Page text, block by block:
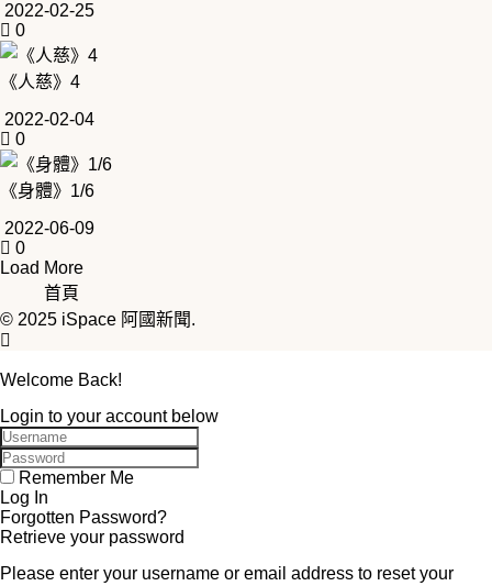
2022-02-25
0
《人慈》4
2022-02-04
0
《身體》1/6
2022-06-09
0
Load More
首頁
© 2025 iSpace 阿國新聞.
Welcome Back!
Login to your account below
Remember Me
Forgotten Password?
Retrieve your password
Please enter your username or email address to reset your